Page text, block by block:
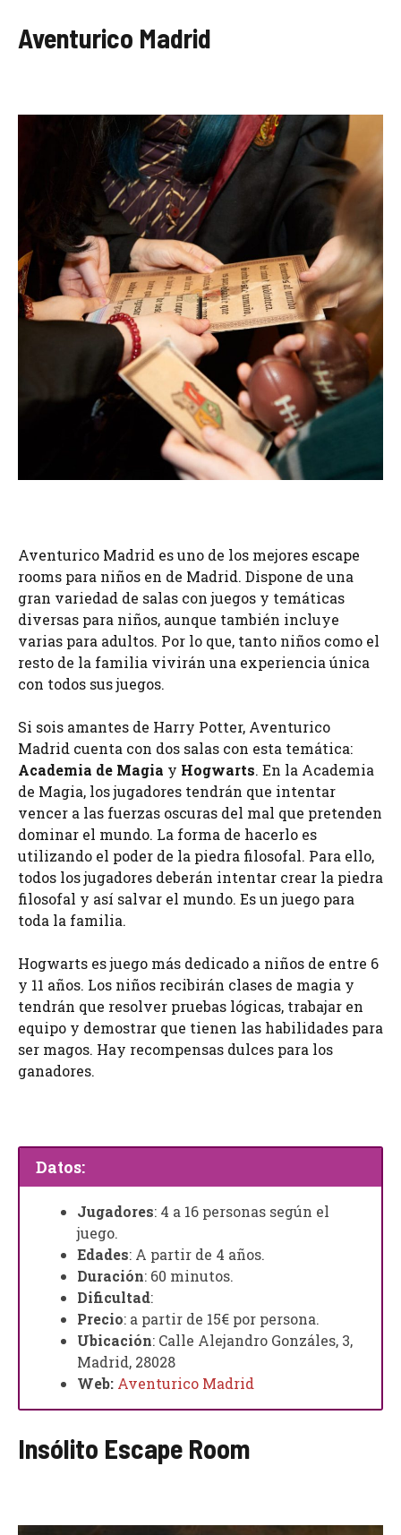
Aventurico Madrid
Aventurico Madrid es uno de los mejores escape
rooms para niños en de Madrid. Dispone de una
gran variedad de salas con juegos y temáticas
diversas para niños, aunque también incluye
varias para adultos. Por lo que, tanto niños como el
resto de la familia vivirán una experiencia única
con todos sus juegos.
Si sois amantes de Harry Potter, Aventurico
Madrid cuenta con dos salas con esta temática:
Academia de Magia y Hogwarts. En la Academia
de Magia, los jugadores tendrán que intentar
vencer a las fuerzas oscuras del mal que pretenden
dominar el mundo. La forma de hacerlo es
utilizando el poder de la piedra filosofal. Para ello,
todos los jugadores deberán intentar crear la piedra
filosofal y así salvar el mundo. Es un juego para
toda la familia.
Hogwarts es juego más dedicado a niños de entre 6
y 11 años. Los niños recibirán clases de magia y
tendrán que resolver pruebas lógicas, trabajar en
equipo y demostrar que tienen las habilidades para
ser magos. Hay recompensas dulces para los
ganadores.
Datos:
Jugadores: 4 a 16 personas según el
juego.
Edades: A partir de 4 años.
Duración: 60 minutos.
Dificultad:
Precio: a partir de 15€ por persona.
Ubicación: Calle Alejandro Gonzáles, 3,
Madrid, 28028
Web: Aventurico Madrid
Insólito Escape Room